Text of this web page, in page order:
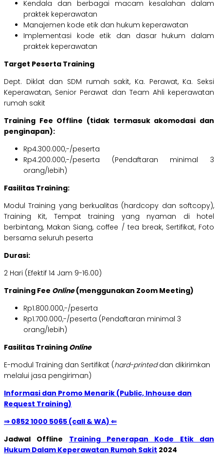
Kendala dan berbagai macam kesalahan dalam
praktek keperawatan
Manajemen kode etik dan hukum keperawatan
Implementasi kode etik dan dasar hukum dalam
praktek keperawatan
Target Peserta Training
Dept. Diklat dan SDM rumah sakit, Ka. Perawat, Ka. Seksi
Keperawatan, Senior Perawat dan Team Ahli keperawatan
rumah sakit
Training Fee Offline (tidak termasuk akomodasi dan
penginapan):
Rp4.300.000,-/peserta
Rp4.200.000,-/peserta (Pendaftaran minimal 3
orang/lebih)
Fasilitas Training:
Modul Training yang berkualitas (hardcopy dan softcopy),
Training Kit, Tempat training yang nyaman di hotel
berbintang, Makan Siang, coffee / tea break, Sertifikat, Foto
bersama seluruh peserta
Durasi:
2 Hari (Efektif 14 Jam 9-16.00)
Training Fee Online(menggunakan Zoom Meeting)
Rp1.800.000,-/peserta
Rp1.700.000,-/peserta (Pendaftaran minimal 3
orang/lebih)
Fasilitas Training Online
E-modul Training dan Sertifikat (hard-printeddan dikirimkan
melalui jasa pengiriman)
Informasi dan Promo Menarik (Public, Inhouse dan
Request Training)
⇒ 0852 1000 5065 (call & WA) ⇐
Jadwal Offline Training Penerapan Kode Etik dan
Hukum Dalam Keperawatan Rumah Sakit 2024